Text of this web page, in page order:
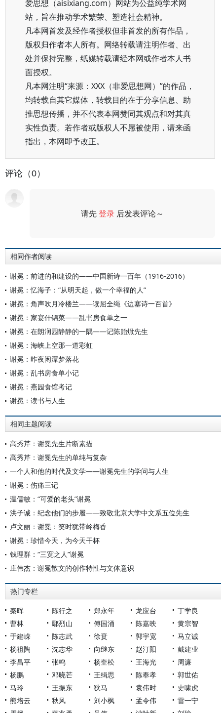
爱思想（aisixiang.com）网站为公益纯学术网
站，旨在推动学术繁荣、塑造社会精神。
凡本网首发及经作者授权但非首发的所有作品，
版权归作者本人所有。网络转载请注明作者、出
处并保持完整，纸媒转载请经本网或作者本人书
面授权。
凡本网注明“来源：XXX（非爱思想网）”的作品，
均转载自其它媒体，转载目的在于分享信息、助
推思想传播，并不代表本网赞同其观点和对其真
实性负责。若作者或版权人不愿被使用，请来函
指出，本网即予改正。
评论（0）
请先登录 后发表评论～
相同作者阅读
谢冕：前进的和建设的——中国新诗一百年（1916-2016）
谢冕：忆海子：“从明天起，做一个幸福的人”
谢冕：角声吹月冷楼兰——读屈全绳《边塞诗一百首》
谢冕：家宴什锦菜——乱书房食单之一
谢冕：在朗润园静静的一隅——记陈贻焮先生
谢冕：海峡上空那一道彩虹
谢冕：昨夜闲潭梦落花
谢冕：乱书房食单小记
谢冕：燕园食馆考记
谢冕：读书与人生
相同主题阅读
高秀芹：谢冕先生片断素描
高秀芹：谢冕先生的单纯与复杂
一个人和他的时代及文学——谢冕先生的学问与人生
谢冕：伤痛三记
温儒敏：“可爱的老头”谢冕
洪子诚：纪念他们的步履——致敬北京大学中文系五位先生
卢文丽：谢冕：笑时犹带岭梅香
谢冕：珍惜今天，为今天干杯
钱理群：“三宽之人”谢冕
庄伟杰：谢冕散文的创作特性与文体意识
热门专栏
秦晖 陈行之 郑永年 龙应台
丁学良
曹林
鄢烈山 傅国涌 陈嘉映
黄宗智
于建嵘
陈志武 徐贲 郭宇宽
马立诚
杨祖陶
沈志华 向继东 赵汀阳
戴建业
李昌平
张鸣 杨奎松 王海光
周濂
杨鹏
邓晓芒 王缉思 陈奉孝
郭世佑
马玲
王振东 狄马 袁伟时
史啸虎
熊培云
秋风 刘小枫 孟令伟
雷一宁